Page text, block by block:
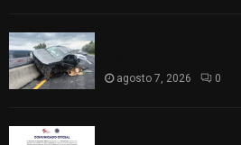
agosto 7, 2026 0